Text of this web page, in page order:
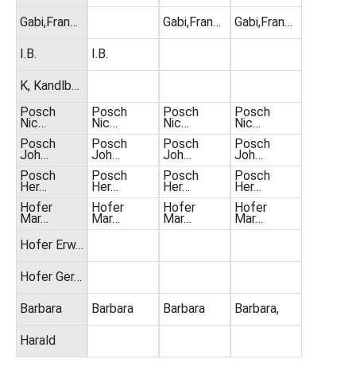
Gabi,Fran…
I.B.
K, Kandlb…
Posch
Nic…
Posch
Joh…
Posch
Her…
Hofer
Mar…
Hofer Erw…
Hofer Ger…
Barbara
Harald
I.B.
Posch
Nic…
Posch
Joh…
Posch
Her…
Hofer
Mar…
Barbara
Gabi,Fran…
Posch
Nic…
Posch
Joh…
Posch
Her…
Hofer
Mar…
Barbara
Gabi,Fran…
Posch
Nic…
Posch
Joh…
Posch
Her…
Hofer
Mar…
Barbara,